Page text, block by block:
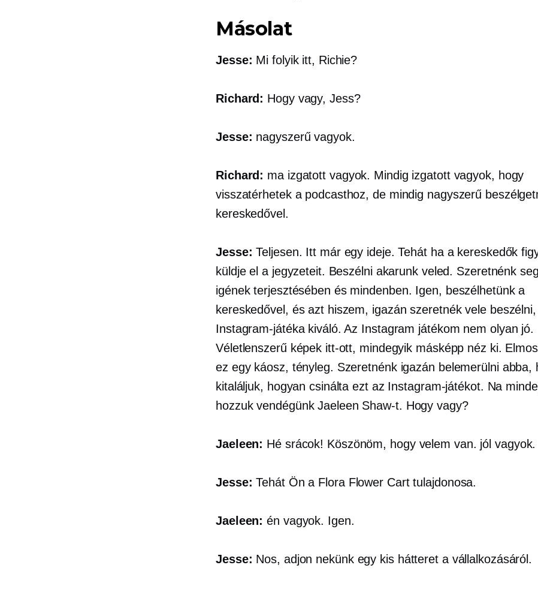
Másolat
Jesse: Mi folyik itt, Richie?
Richard: Hogy vagy, Jess?
Jesse: nagyszerű vagyok.
Richard: ma izgatott vagyok. Mindig izgatott vagyok, hogy
visszatérhetek a podcasthoz, de mindig nagyszerű
kereskedővel.
Jesse: Teljesen. Itt már egy ideje. Tehát ha a kereskedők
küldje el a jegyzeteit. Beszélni akarunk veled. Szeretnénk
igének terjesztésében és mindenben. Igen, beszélhetünk a
kereskedővel, és azt hiszem, igazán szeretnék vele
Instagram-játéka kiváló. Az Instagram játékom nem olyan jó.
Véletlenszerű képek itt-ott, mindegyik másképp néz ki.
ez egy káosz, tényleg. Szeretnénk igazán belemerülni abba,
kitaláljuk, hogyan csinálta ezt az Instagram-játékot. Na
hozzuk vendégünk Jaeleen Shaw-t. Hogy vagy?
Jaeleen: Hé srácok! Köszönöm, hogy velem van. jól vagyok.
Jesse: Tehát Ön a Flora Flower Cart tulajdonosa.
Jaeleen: én vagyok. Igen.
Jesse: Nos, adjon nekünk egy kis hátteret a vállalkozásáról.